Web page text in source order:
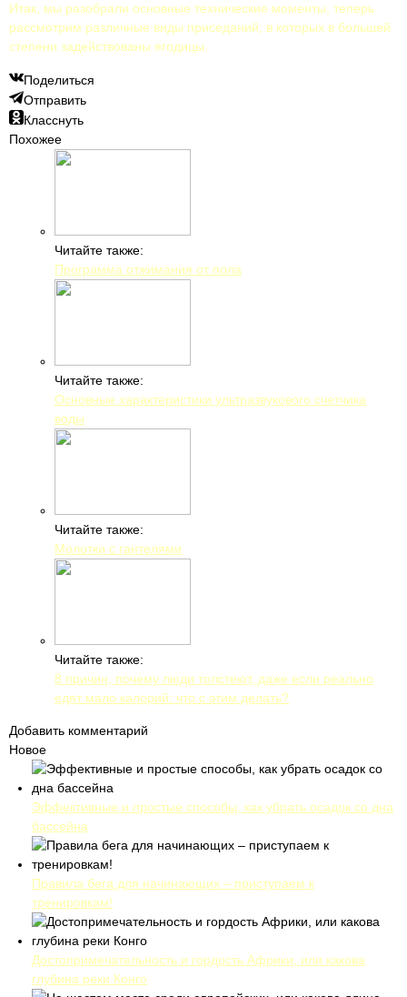
Итак, мы разобрали основные технические моменты, теперь
рассмотрим различные виды приседаний, в которых в большей
степени задействованы ягодицы.
Поделиться
Отправить
Класснуть
Похожее
Читайте также:
Программа отжимания от пола
Читайте также:
Основные характеристики ультразвукового счетчика
воды
Читайте также:
Молотки с гантелями
Читайте также:
8 причин, почему люди толстеют, даже если реально
едят мало калорий: что с этим делать?
Добавить комментарий
Новое
Эффективные и простые способы, как убрать осадок со дна
бассейна
Правила бега для начинающих – приступаем к
тренировкам!
Достопримечательность и гордость Африки, или какова
глубина реки Конго